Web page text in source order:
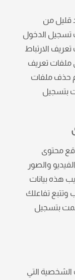
قليل من
تسجيل الدخول
الارتباط
ملفات تعريف
حذف ملفات
بتسجيل
محتوى
والصور
هذه بيانات
وتتبع تفاعلك
بتسجيل
التي